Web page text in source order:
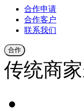
合作申请
合作客户
联系我们
合作
传统商